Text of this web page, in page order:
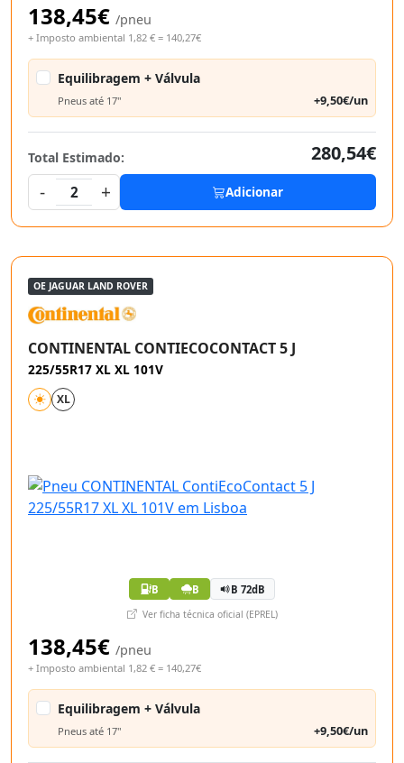
138,45€ /pneu
+ Imposto ambiental 1,82 € = 140,27€
Equilibragem + Válvula
Pneus até 17" +9,50€/un
Total Estimado:
280,54€
-
2 + Adicionar
OE JAGUAR LAND ROVER
CONTINENTAL CONTIECOCONTACT 5 J
225/55R17 XL XL 101V
XL
B B B 72dB
Ver ficha técnica oficial (EPREL)
138,45€ /pneu
+ Imposto ambiental 1,82 € = 140,27€
Equilibragem + Válvula
Pneus até 17" +9,50€/un